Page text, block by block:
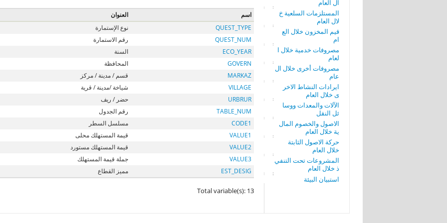
ال العام
المستلزمات السلعية خ
لال العام
قيم المخزون خلال الع
ام
مصروفات خدمية خلال ا
لعام
مصروفات أخرى خلال ال
عام
ايرادات النشاط الاخر
ى خلال العام
الآلات والمعدات ووسا
ئل النقل
الاصول والخصوم المال
ية خلال العام
حركة الاصول الثابتة
خلال العام
المشروعات تحت التنفي
ذ خلال العام
استبيان البيئة
اسم العنوان
QUEST_TYPE
نوع الإستمارة
QUEST_NUM
رقم الاستمارة
ECO_YEAR
السنة
GOVERN
المحافظة
MARKAZ
قسم / مدينة / مركز
VILLAGE
شياخة /مدينة / قرية
URBRUR
حضر / ريف
TABLE_NUM
رقم الجدول
CODE1
مسلسل السطر
VALUE1
قيمة المستهلك محلى
VALUE2
قيمة المستهلك مستورد
VALUE3
جملة قيمة المستهلك
EST_DESIG
مميز القطاع
Total variable(s): 13